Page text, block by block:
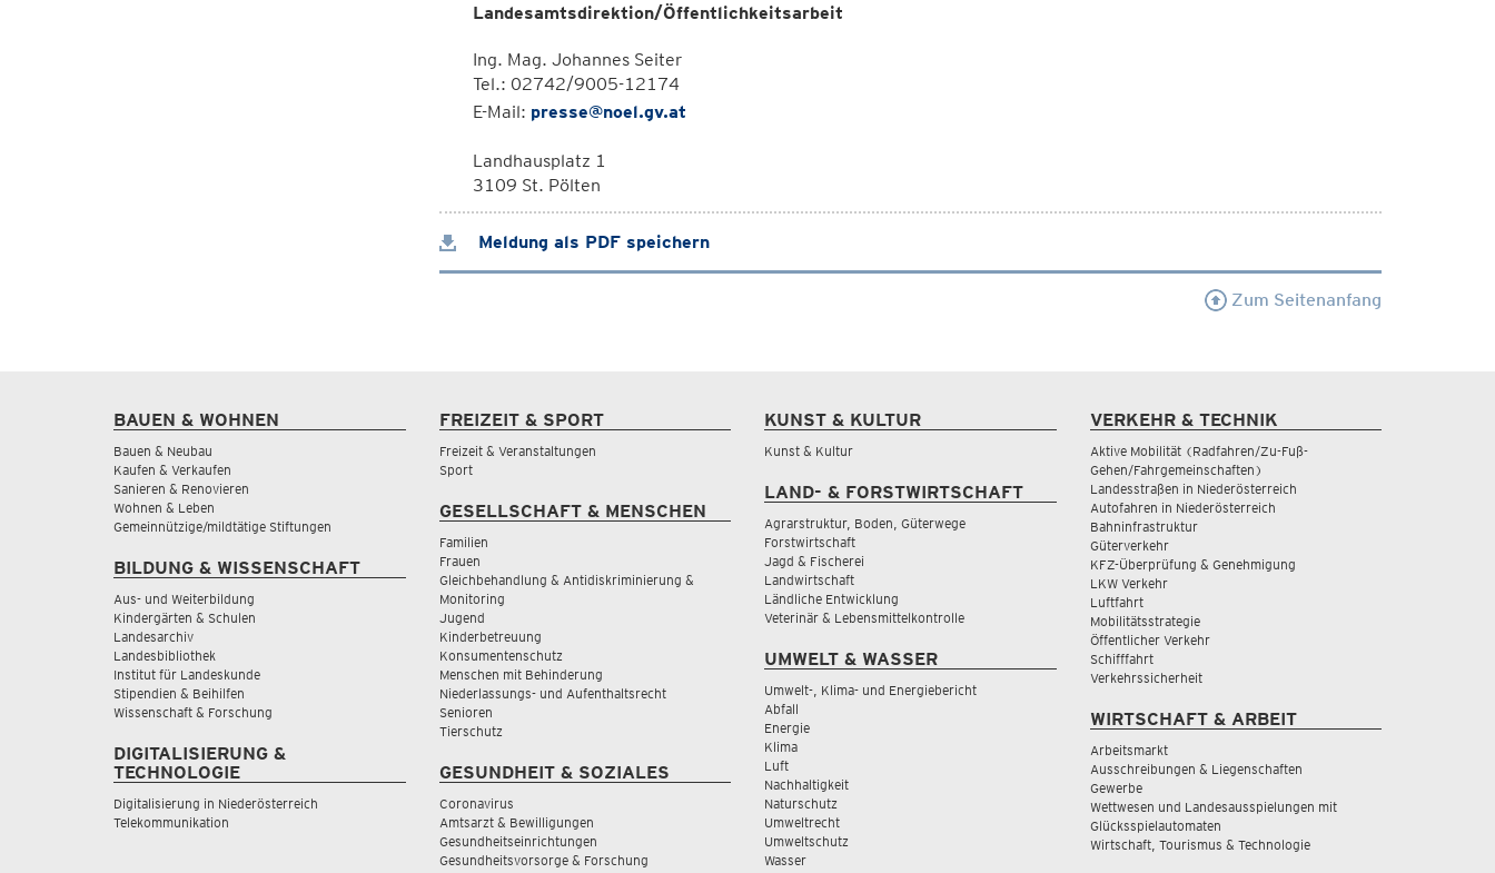
Landesamtsdirektion/Öffentlichkeitsarbeit
Ing. Mag. Johannes Seiter
Tel.: 02742/9005-12174
E-Mail: presse@noel.gv.at
Landhausplatz 1
3109 St. Pölten
Meldung als PDF speichern
Zum Seitenanfang
BAUEN & WOHNEN
Bauen & Neubau
Kaufen & Verkaufen
Sanieren & Renovieren
Wohnen & Leben
Gemeinnützige/mildtätige Stiftungen
BILDUNG & WISSENSCHAFT
Aus- und Weiterbildung
Kindergärten & Schulen
Landesarchiv
Landesbibliothek
Institut für Landeskunde
Stipendien & Beihilfen
Wissenschaft & Forschung
DIGITALISIERUNG &
TECHNOLOGIE
Digitalisierung in Niederösterreich
Telekommunikation
FREIZEIT & SPORT
Freizeit & Veranstaltungen
Sport
GESELLSCHAFT & MENSCHEN
Familien
Frauen
Gleichbehandlung & Antidiskriminierung &
Monitoring
Jugend
Kinderbetreuung
Konsumentenschutz
Menschen mit Behinderung
Niederlassungs- und Aufenthaltsrecht
Senioren
Tierschutz
GESUNDHEIT & SOZIALES
Coronavirus
Amtsarzt & Bewilligungen
Gesundheitseinrichtungen
Gesundheitsvorsorge & Forschung
KUNST & KULTUR
Kunst & Kultur
LAND- & FORSTWIRTSCHAFT
Agrarstruktur, Boden, Güterwege
Forstwirtschaft
Jagd & Fischerei
Landwirtschaft
Ländliche Entwicklung
Veterinär & Lebensmittelkontrolle
UMWELT & WASSER
Umwelt-, Klima- und Energiebericht
Abfall
Energie
Klima
Luft
Nachhaltigkeit
Naturschutz
Umweltrecht
Umweltschutz
Wasser
VERKEHR & TECHNIK
Aktive Mobilität (Radfahren/Zu-Fuß-
Gehen/Fahrgemeinschaften)
Landesstraßen in Niederösterreich
Autofahren in Niederösterreich
Bahninfrastruktur
Güterverkehr
KFZ-Überprüfung & Genehmigung
LKW Verkehr
Luftfahrt
Mobilitätsstrategie
Öffentlicher Verkehr
Schifffahrt
Verkehrssicherheit
WIRTSCHAFT & ARBEIT
Arbeitsmarkt
Ausschreibungen & Liegenschaften
Gewerbe
Wettwesen und Landesausspielungen mit
Glücksspielautomaten
Wirtschaft, Tourismus & Technologie